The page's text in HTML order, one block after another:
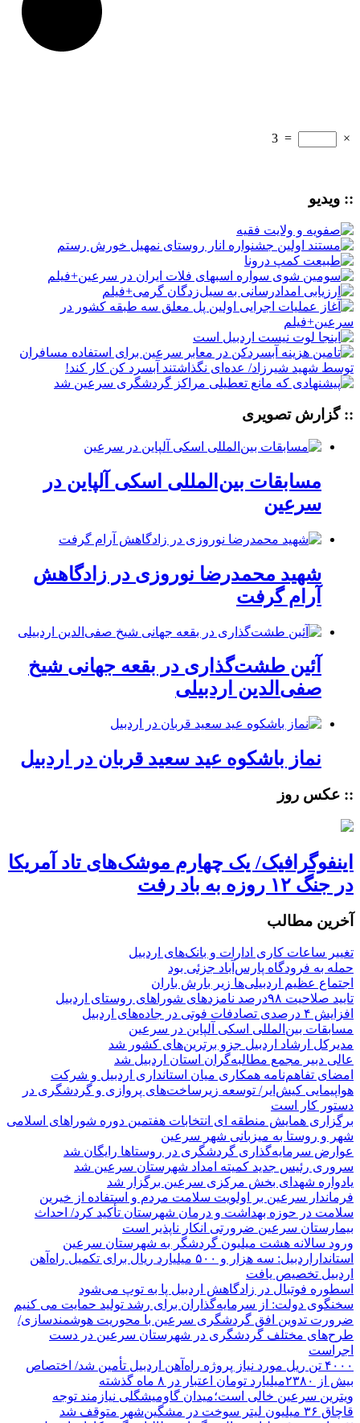
×
=
3
:: ویدیو
:: گزارش تصویری
مسابقات بین‌المللی اسکی آلپاین در
سرعین
شهید محمدرضا نوروزی در زادگاهش
آرام گرفت
آئین طشت‌گذاری در بقعه جهانی شیخ
صفی‌الدین اردبیلی
نماز باشکوه عید سعید قربان در اردبیل
:: عکس روز
اینفوگرافیک/ یک چهارم موشک‌های تاد آمریکا
در جنگ ۱۲ روزه به باد رفت
آخرین مطالب
تغییر ساعات کاری ادارات و بانک‌های اردبیل
حمله به فرودگاه پارس‌‌آباد جزئی بود
اجتماع عظیم اردبیلی‌ها زیر بارش باران
تایید صلاحیت ۹۸درصد نامزدهای شوراهای روستای اردبیل
افزایش ۴ درصدی تصادفات فوتی در جاده‌های اردبیل
مسابقات بین‌المللی اسکی آلپاین در سرعین
مدیرکل ارشاد اردبیل جزو برترین‌های کشور شد
عالی دبیر مجمع مطالبه‌گران استان اردبیل شد
امضای تفاهم‌نامه همکاری میان استانداری اردبیل و شرکت
هواپیمایی کیش‌ایر/ توسعه زیرساخت‌های پروازی و گردشگری در
دستور کار است
برگزاری همایش منطقه ای انتخابات هفتمین دوره شوراهای اسلامی
شهر و روستا به میزبانی شهر سرعین
عوارض سرمایه‌گذاری گردشگری در روستاها رایگان شد
سروری رئیس جدید کمیته امداد شهرستان سرعین شد
یادواره شهدای بخش مرکزی سرعین برگزار شد
فرماندار سرعین بر اولویت سلامت مردم و استفاده از خیرین
سلامت در حوزه بهداشت و درمان شهرستان تأکید کرد/ احداث
بیمارستان سرعین ضرورتی انکار ناپذیر است
ورود سالانه هشت میلیون گردشگر به شهرستان سرعین
استانداراردبیل: سه هزار و ۵۰۰ میلیارد ریال برای تکمیل راه‌آهن
اردبیل تخصیص یافت
اسطوره فوتبال در زادگاهش اردبیل پا به توپ می‌شود
سخنگوی دولت: از سرمایه‌گذاران برای رشد تولید حمایت می کنیم
ضرورت تدوین افق گردشگری سرعین با محوریت هوشمندسازی/
طرح‌های مختلف گردشگری در شهرستان سرعین در دست
اجراست
۴۰۰۰ تن ریل مورد نیاز پروژه راه‌آهن اردبیل تأمین شد/ اختصاص
بیش از ۲۳۸۰میلیارد تومان اعتبار در ۸ ماه گذشته
ویترین سرعین خالی است؛میدان گاومیشگلی نیازمند توجه
قاچاق ۳۶ میلیون لیتر سوخت در مشگین‌شهر متوقف شد